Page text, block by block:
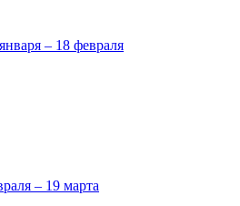
– 18 февраля
– 19 марта